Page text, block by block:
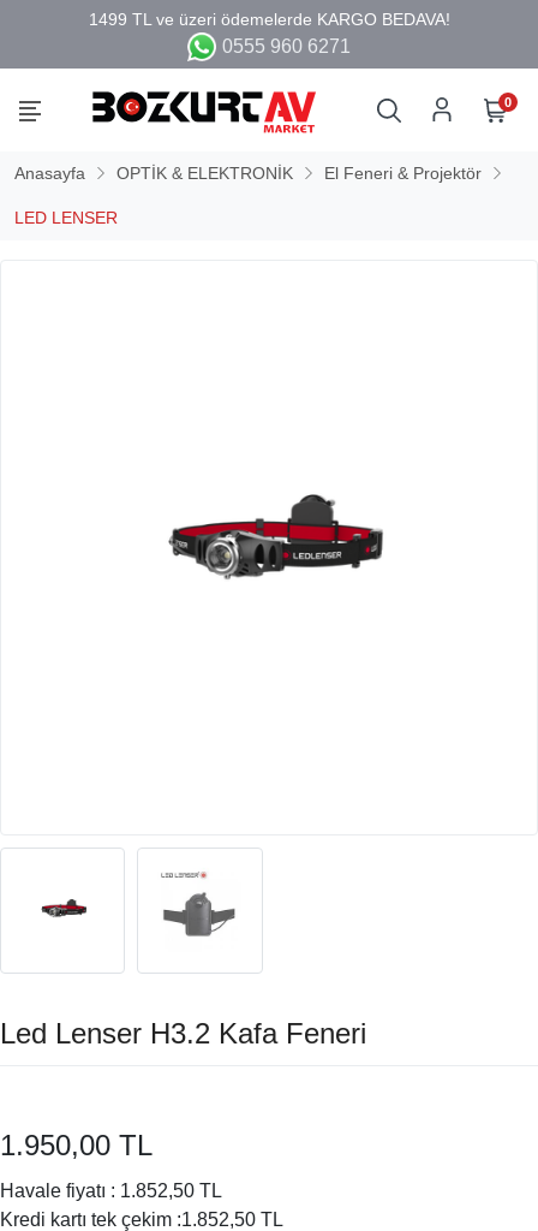
0555 960 6271
0
Anasayfa OPTİK & ELEKTRONİK El Feneri & Projektör
LED LENSER
Led Lenser H3.2 Kafa Feneri
1.950,00 TL
Havale fiyatı : 1.852,50 TL
Kredi kartı tek çekim :1.852,50 TL